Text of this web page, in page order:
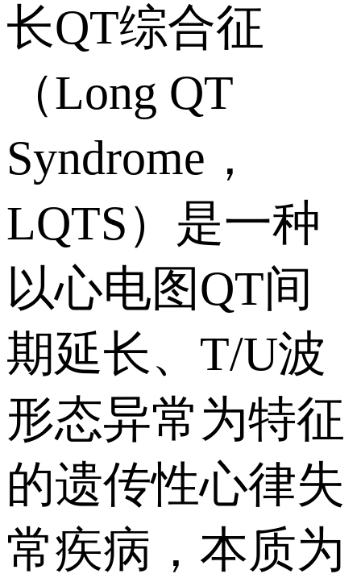
长QT综合征
（Long QT
Syndrome，
LQTS）是一种
以心电图QT间
期延长、T/U波
形态异常为特征
的遗传性心律失
常疾病，本质为